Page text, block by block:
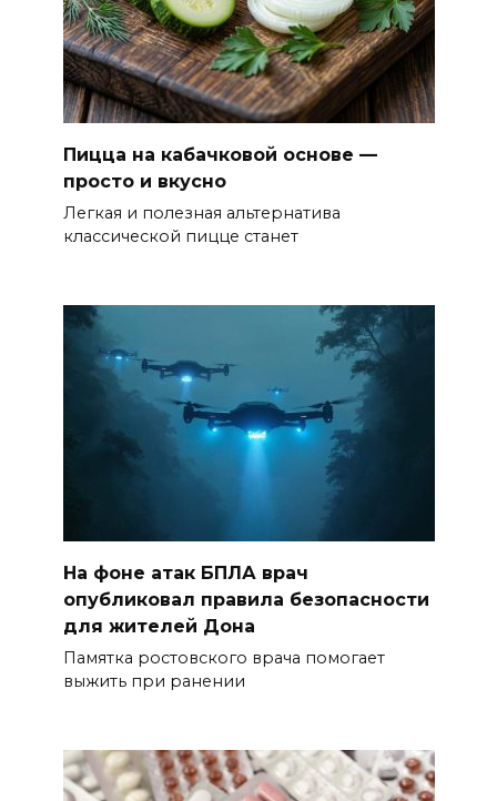
Пицца на кабачковой основе —
просто и вкусно
Легкая и полезная альтернатива
классической пицце станет
На фоне атак БПЛА врач
опубликовал правила безопасности
для жителей Дона
Памятка ростовского врача помогает
выжить при ранении